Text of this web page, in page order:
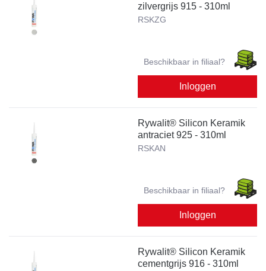
zilvergrijs 915 - 310ml
RSKZG
Beschikbaar in filiaal?
Inloggen
Rywalit® Silicon Keramik
antraciet 925 - 310ml
RSKAN
Beschikbaar in filiaal?
Inloggen
Rywalit® Silicon Keramik
cementgrijs 916 - 310ml